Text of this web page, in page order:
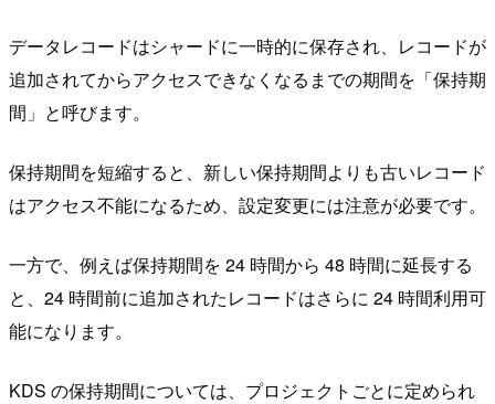
データレコードはシャードに一時的に保存され、レコードが
追加されてからアクセスできなくなるまでの期間を「保持期
間」と呼びます。
保持期間を短縮すると、新しい保持期間よりも古いレコード
はアクセス不能になるため、設定変更には注意が必要です。
一方で、例えば保持期間を 24 時間から 48 時間に延長する
と、24 時間前に追加されたレコードはさらに 24 時間利用可
能になります。
KDS の保持期間については、プロジェクトごとに定められ